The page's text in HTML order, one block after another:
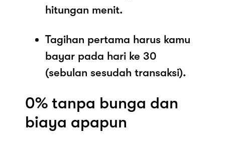
hitungan menit.
Tagihan pertama harus kamu
bayar pada hari ke 30
(sebulan sesudah transaksi).
0% tanpa bunga dan
biaya apapun